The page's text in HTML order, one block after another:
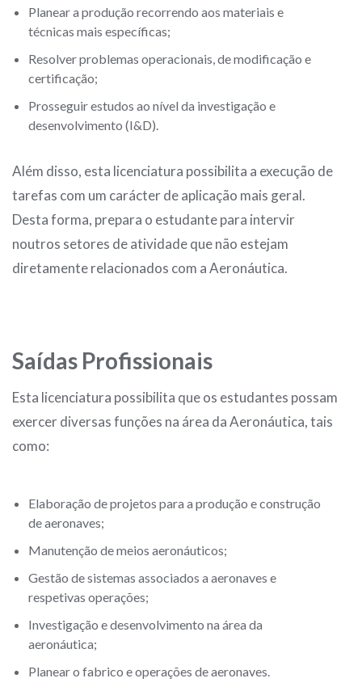
Planear a produção recorrendo aos materiais e
técnicas mais específicas;
Resolver problemas operacionais, de modificação e
certificação;
Prosseguir estudos ao nível da investigação e
desenvolvimento (I&D).
Além disso, esta licenciatura possibilita a execução de
tarefas com um carácter de aplicação mais geral.
Desta forma, prepara o estudante para intervir
noutros setores de atividade que não estejam
diretamente relacionados com a Aeronáutica.
Saídas Profissionais
Esta licenciatura possibilita que os estudantes possam
exercer diversas funções na área da Aeronáutica, tais
como:
Elaboração de projetos para a produção e construção
de aeronaves;
Manutenção de meios aeronáuticos;
Gestão de sistemas associados a aeronaves e
respetivas operações;
Investigação e desenvolvimento na área da
aeronáutica;
Planear o fabrico e operações de aeronaves.